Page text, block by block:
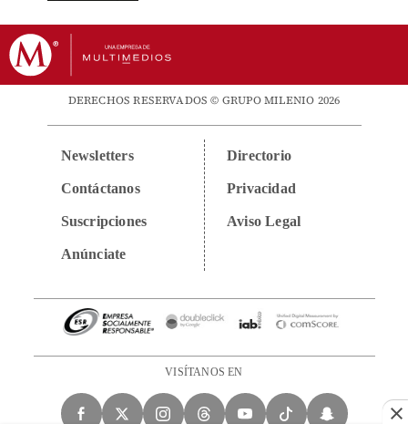
DERECHOS RESERVADOS © GRUPO MILENIO 2026
Newsletters
Contáctanos
Suscripciones
Anúnciate
Directorio
Privacidad
Aviso Legal
VISÍTANOS EN